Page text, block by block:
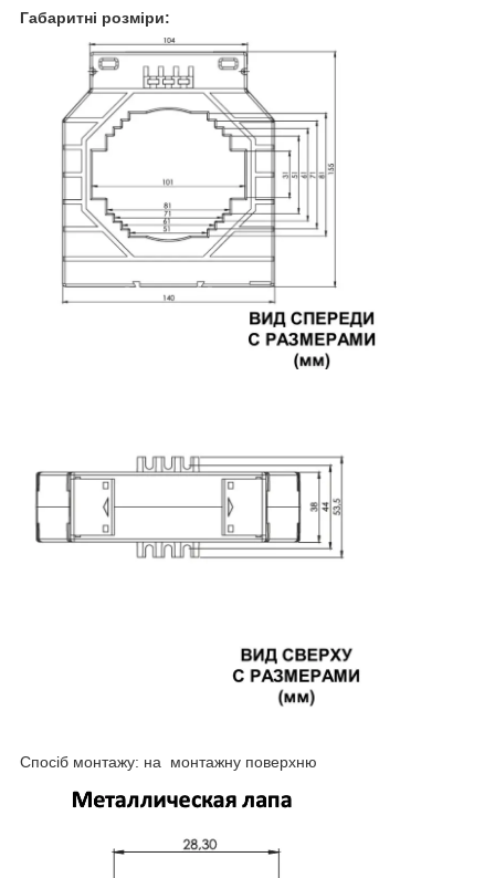
Габаритні розміри:
Спосіб монтажу: на монтажну поверхню